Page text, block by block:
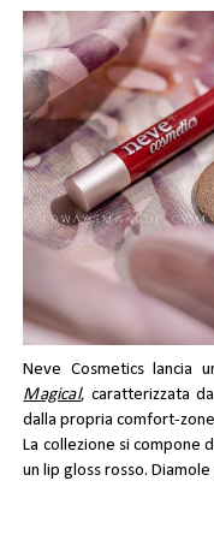
Neve Cosmetics lancia
Magical, caratterizzata
dalla propria comfort-
La collezione si compone
un lip gloss rosso.